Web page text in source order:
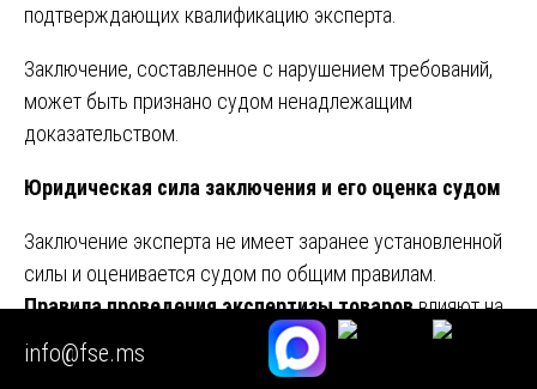
подтверждающих квалификацию эксперта.
Заключение, составленное с нарушением требований,
может быть признано судом ненадлежащим
доказательством.
Юридическая сила заключения и его оценка судом
Заключение эксперта не имеет заранее установленной
силы и оценивается судом по общим правилам.
Правила проведения экспертизы товароввлияют на
то, как суд будет оценивать полученное заключение.
info@fse.ms